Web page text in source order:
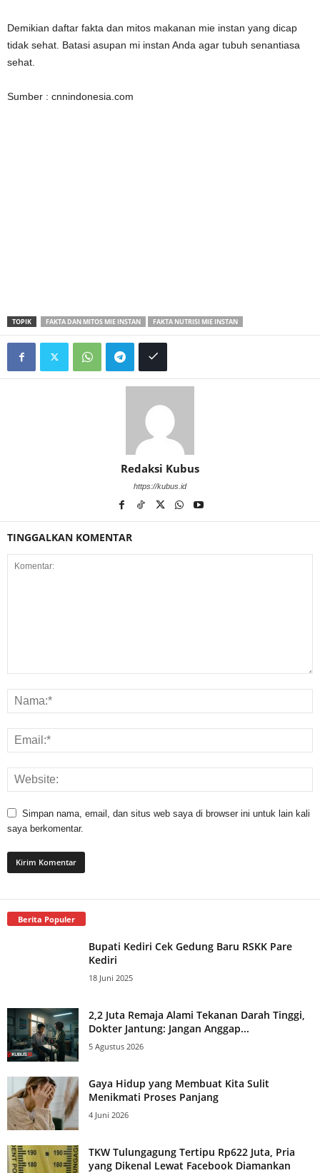
Demikian daftar fakta dan mitos makanan mie instan yang dicap
tidak sehat. Batasi asupan mi instan Anda agar tubuh senantiasa
sehat.
Sumber : cnnindonesia.com
TOPIK FAKTA DAN MITOS MIE INSTAN FAKTA NUTRISI MIE INSTAN
Redaksi Kubus
https://kubus.id
TINGGALKAN KOMENTAR
Simpan nama, email, dan situs web saya di browser ini untuk lain kali
saya berkomentar.
Berita Populer
Bupati Kediri Cek Gedung Baru RSKK Pare
Kediri
18 Juni 2025
2,2 Juta Remaja Alami Tekanan Darah Tinggi,
Dokter Jantung: Jangan Anggap...
5 Agustus 2026
Gaya Hidup yang Membuat Kita Sulit
Menikmati Proses Panjang
4 Juni 2026
TKW Tulungagung Tertipu Rp622 Juta, Pria
yang Dikenal Lewat Facebook Diamankan